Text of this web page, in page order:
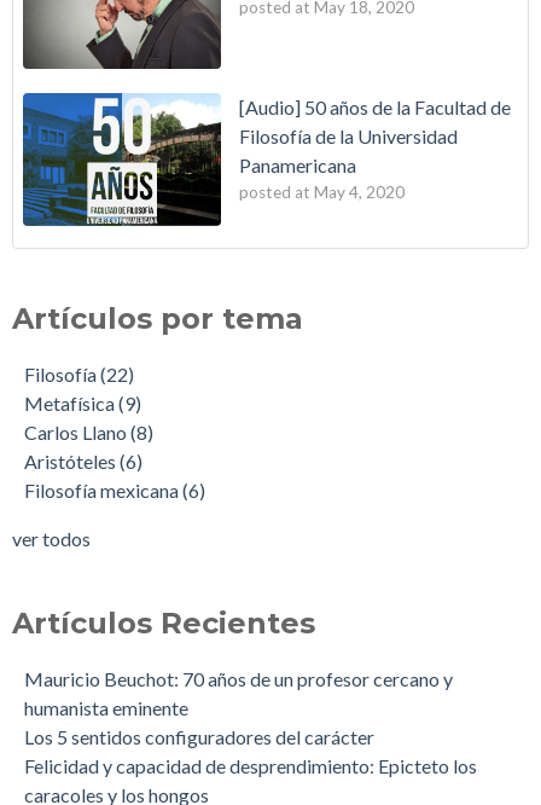
posted at May 18, 2020
[Audio] 50 años de la Facultad de
Filosofía de la Universidad
Panamericana
posted at May 4, 2020
Artículos por tema
Filosofía(22)
Metafísica(9)
Carlos Llano (8)
Aristóteles (6)
Filosofía mexicana(6)
ver todos
Artículos Recientes
Mauricio Beuchot: 70 años de un profesor cercano y
humanista eminente
Los 5 sentidos configuradores del carácter
Felicidad y capacidad de desprendimiento: Epicteto los
caracoles y los hongos